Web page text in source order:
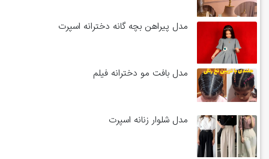
مدل پیراهن بچه گانه دخترانه اسپرت
مدل بافت مو دخترانه فیلم
مدل شلوار زنانه اسپرت